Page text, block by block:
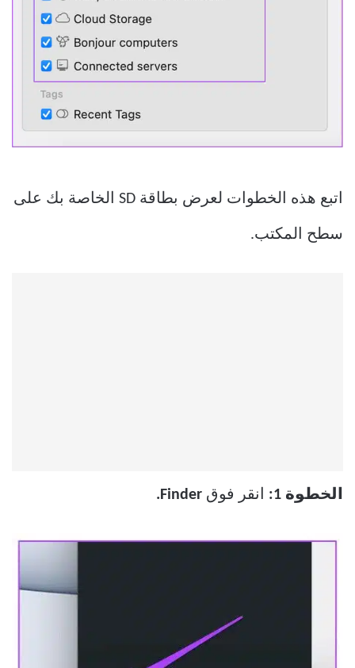
اتبع هذه الخطوات لعرض بطاقة SD الخاصة بك على
سطح المكتب.
الخطوة 1: انقر فوق Finder.